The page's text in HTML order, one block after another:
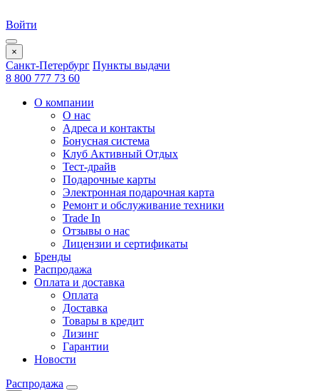
Войти
×
Санкт-Петербург Пункты выдачи
8 800 777 73 60
О компании
О нас
Адреса и контакты
Бонусная система
Клуб Активный Отдых
Тест-драйв
Подарочные карты
Электронная подарочная карта
Ремонт и обслуживание техники
Trade In
Отзывы о нас
Лицензии и сертификаты
Бренды
Распродажа
Оплата и доставка
Оплата
Доставка
Товары в кредит
Лизинг
Гарантии
Новости
Распродажа